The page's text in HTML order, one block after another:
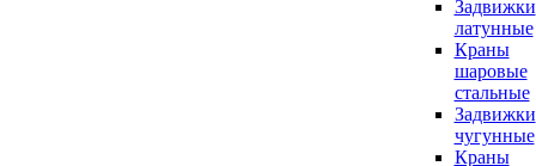
Задвижки
латунные
Краны
шаровые
стальные
Задвижки
чугунные
Краны